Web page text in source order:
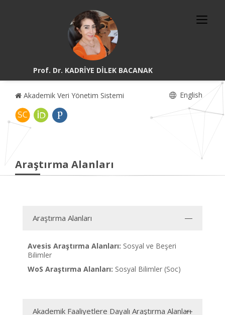
Prof. Dr. KADRİYE DİLEK BACANAK
Akademik Veri Yönetim Sistemi English
Araştırma Alanları
Araştırma Alanları
Avesis Araştırma Alanları: Sosyal ve Beşeri
Bilimler
WoS Araştırma Alanları: Sosyal Bilimler (Soc)
Akademik Faaliyetlere Dayalı Araştırma Alanları